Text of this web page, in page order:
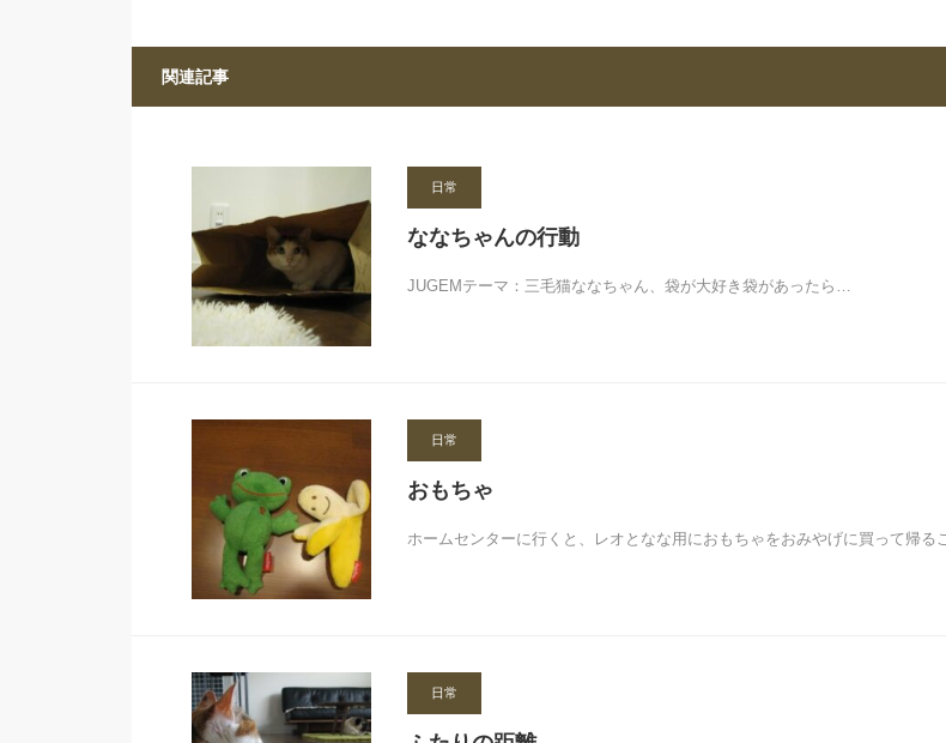
関連記事
日常
ななちゃんの行動
JUGEMテーマ：三毛猫ななちゃん、袋が大好き袋があったら…
日常
おもちゃ
ホームセンターに行くと、レオとなな用におもちゃをおみやげに買って帰る
日常